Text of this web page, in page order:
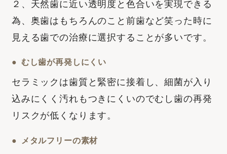
２、天然歯に近い透明度と色合いを実現できる
為、奥歯はもちろんのこと前歯など笑った時に
見える歯での治療に選択することが多いです。
むし歯が再発しにくい
セラミックは歯質と緊密に接着し、細菌が入り
込みにくく汚れもつきにくいのでむし歯の再発
リスクが低くなります。
メタルフリーの素材